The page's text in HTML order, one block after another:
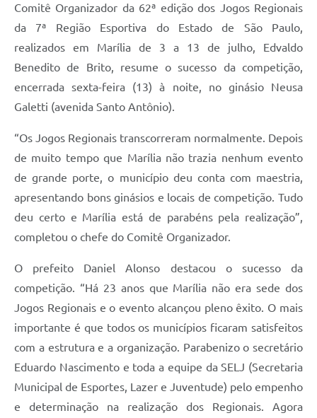
Comitê Organizador da 62ª edição dos Jogos Regionais
da 7ª Região Esportiva do Estado de São Paulo,
realizados em Marília de 3 a 13 de julho, Edvaldo
Benedito de Brito, resume o sucesso da competição,
encerrada sexta-feira (13) à noite, no ginásio Neusa
Galetti (avenida Santo Antônio).
“Os Jogos Regionais transcorreram normalmente. Depois
de muito tempo que Marília não trazia nenhum evento
de grande porte, o município deu conta com maestria,
apresentando bons ginásios e locais de competição. Tudo
deu certo e Marília está de parabéns pela realização”,
completou o chefe do Comitê Organizador.
O prefeito Daniel Alonso destacou o sucesso da
competição. “Há 23 anos que Marília não era sede dos
Jogos Regionais e o evento alcançou pleno êxito. O mais
importante é que todos os municípios ficaram satisfeitos
com a estrutura e a organização. Parabenizo o secretário
Eduardo Nascimento e toda a equipe da SELJ (Secretaria
Municipal de Esportes, Lazer e Juventude) pelo empenho
e determinação na realização dos Regionais. Agora